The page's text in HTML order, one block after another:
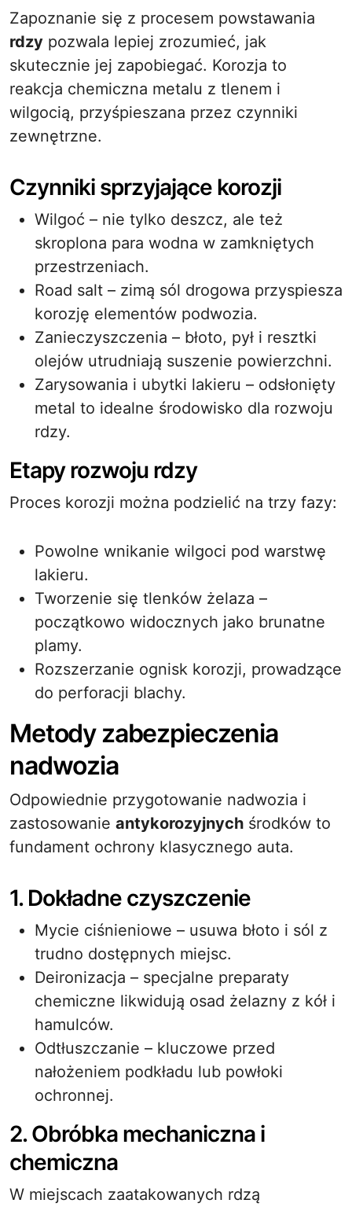
Zapoznanie się z procesem powstawania
rdzy pozwala lepiej zrozumieć, jak
skutecznie jej zapobiegać. Korozja to
reakcja chemiczna metalu z tlenem i
wilgocią, przyśpieszana przez czynniki
zewnętrzne.
Czynniki sprzyjające korozji
Wilgoć – nie tylko deszcz, ale też
skroplona para wodna w zamkniętych
przestrzeniach.
Road salt – zimą sól drogowa przyspiesza
korozję elementów podwozia.
Zanieczyszczenia – błoto, pył i resztki
olejów utrudniają suszenie powierzchni.
Zarysowania i ubytki lakieru – odsłonięty
metal to idealne środowisko dla rozwoju
rdzy.
Etapy rozwoju rdzy
Proces korozji można podzielić na trzy fazy:
Powolne wnikanie wilgoci pod warstwę
lakieru.
Tworzenie się tlenków żelaza –
początkowo widocznych jako brunatne
plamy.
Rozszerzanie ognisk korozji, prowadzące
do perforacji blachy.
Metody zabezpieczenia
nadwozia
Odpowiednie przygotowanie nadwozia i
zastosowanie antykorozyjnych środków to
fundament ochrony klasycznego auta.
1. Dokładne czyszczenie
Mycie ciśnieniowe – usuwa błoto i sól z
trudno dostępnych miejsc.
Deironizacja – specjalne preparaty
chemiczne likwidują osad żelazny z kół i
hamulców.
Odtłuszczanie – kluczowe przed
nałożeniem podkładu lub powłoki
ochronnej.
2. Obróbka mechaniczna i
chemiczna
W miejscach zaatakowanych rdzą